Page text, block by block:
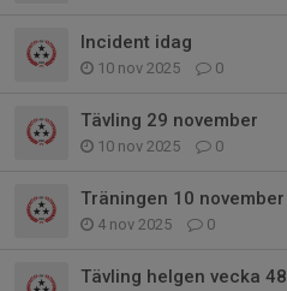
Incident idag
10 nov 2025 0
Tävling 29 november
10 nov 2025 0
Träningen 10 november
4 nov 2025 0
Tävling helgen vecka 48